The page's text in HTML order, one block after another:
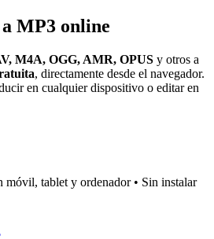
MP3 online
M4A, OGG, AMR, OPUS y otros a
, directamente desde el navegador.
en cualquier dispositivo o editar en
móvil, tablet y ordenador • Sin instalar